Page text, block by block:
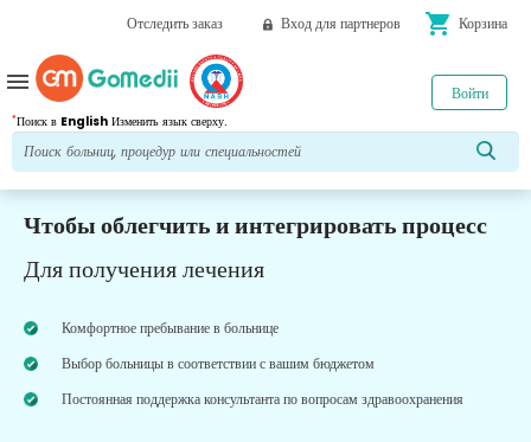
Отследить заказ Вход для партнеров shopping_cart Корзина
*Поиск в English Изменить язык сверху.
Войти
menu
Чтобы облегчить и интегрировать процесс
Для получения лечения
Комфортное пребывание в больнице
Выбор больницы в соответствии с вашим бюджетом
Постоянная поддержка консультанта по вопросам здравоохранения